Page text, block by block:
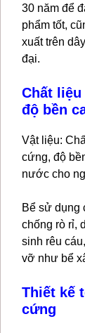
30 năm để
phẩm tốt,
xuất trên
đại.
Chất liệu
độ bền
Vật liệu:
cứng, độ
nước cho
Bể sử dụng
chống rò rỉ,
sinh rêu
vỡ như bể
Thiết kế
cứng